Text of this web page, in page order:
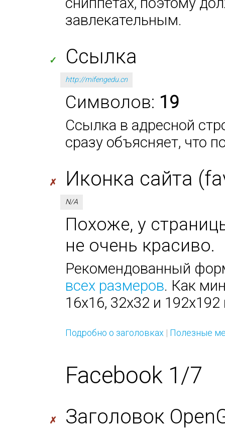
завлекательным.
✓ Ссылка
http://mifengedu.cn
Символов: 19
Ссылка в адресной
сразу объясняет, что
✗ Иконка сайта
N/A
Похоже, у
не очень красиво.
Рекомендованный
всех размеров. Как
16х16, 32х32 и
Подробно о заголовках | Полезные
Facebook 1/7
✗ Заголовок